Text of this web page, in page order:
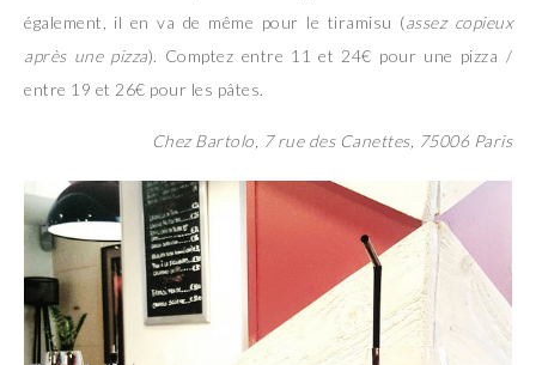
également, il en va de même pour le tiramisu (assez copieux
après une pizza). Comptez entre 11 et 24€ pour une pizza /
entre 19 et 26€ pour les pâtes.
Chez Bartolo, 7 rue des Canettes, 75006 Paris